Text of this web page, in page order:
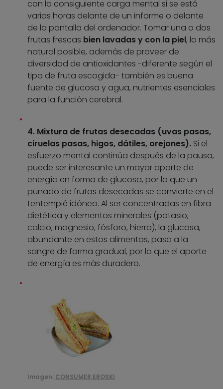
con la consiguiente carga mental si se está
varias horas delante de un informe o delante
de la pantalla del ordenador. Tomar una o dos
frutas frescas bien lavadas y con la piel, lo más
natural posible, además de proveer de
diversidad de antioxidantes -diferente según el
tipo de fruta escogida- también es buena
fuente de glucosa y agua, nutrientes esenciales
para la función cerebral.
4. Mixtura de frutas desecadas (uvas pasas,
ciruelas pasas, higos, dátiles, orejones). Si el
esfuerzo mental continúa después de la pausa,
puede ser interesante un mayor aporte de
energía en forma de glucosa, por lo que un
puñado de frutas desecadas se convierte en el
tentempié idóneo. Al ser concentradas en fibra
dietética y elementos minerales (potasio,
calcio, magnesio, fósforo, hierro), la glucosa,
abundante en estos alimentos, pasa a la
sangre de forma gradual, por lo que el aporte
de energía es más duradero.
Imagen: CONSUMER EROSKI